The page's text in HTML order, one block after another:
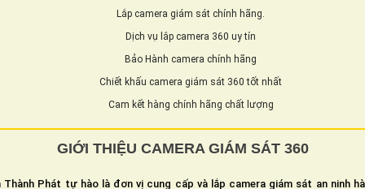
Lắp camera giám sát chính hãng.
Dịch vụ lắp camera 360 uy tín
Bảo Hành camera chính hãng
Chiết khấu camera giám sát 360 tốt nhất
Cam kết hàng chính hãng chất lượng
GIỚI THIỆU CAMERA GIÁM SÁT 360
Thành Phát tự hào là đơn vị cung cấp và lắp camera giám sát an ninh